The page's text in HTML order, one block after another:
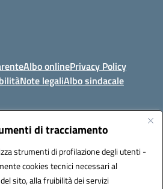
di tracciamento
strumenti di profilazione degli utenti -
cookies tecnici necessari al
sito, alla fruibilità dei servizi
Albo onlinePrivacy Policy
Note legaliAlbo sindacale
65024 MANOPPELLO (PE)
peic81700n@pec.istruzione.it